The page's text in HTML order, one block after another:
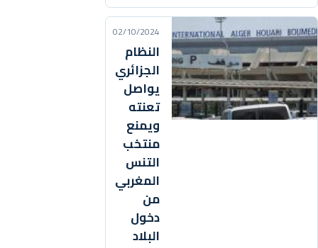
02/10/2024
النظام
الجزائري
يواصل
تعنته
ويمنع
منتخب
التنس
المغربي
من
دخول
البلاد